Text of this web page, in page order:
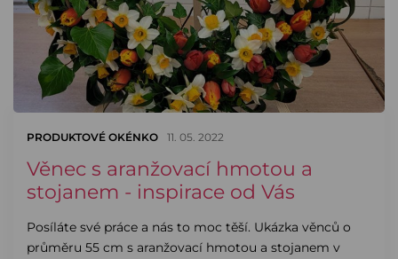
PRODUKTOVÉ OKÉNKO 11. 05. 2022
Věnec s aranžovací hmotou a
stojanem - inspirace od Vás
Posíláte své práce a nás to moc těší. Ukázka věnců o
průměru 55 cm s aranžovací hmotou a stojanem v